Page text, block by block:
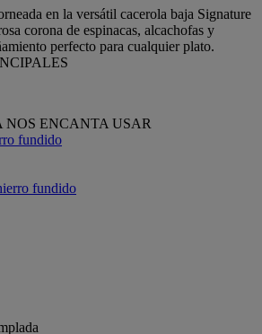
en la versátil cacerola baja Signature
corona de espinacas, alcachofas y
perfecto para cualquier plato.
NOS ENCANTA USAR
fundido